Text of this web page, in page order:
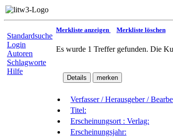
Standardsuche
Login
Autoren
Schlagworte
Hilfe
Merkliste anzeigen Merkliste löschen
Es wurde 1 Treffer gefunden. Die
Verfasser / Herausgeber /
Titel:
Erscheinungsort : Verlag:
Erscheinungsjahr: